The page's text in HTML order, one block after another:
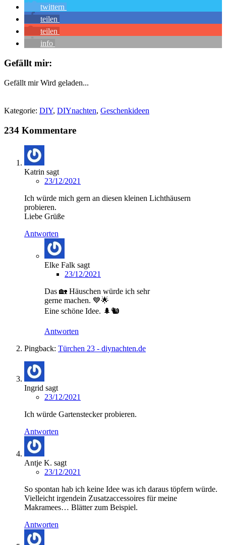
twittern
teilen
teilen
info
Gefällt mir:
Gefällt mir Wird geladen...
Kategorie: DIY, DIYnachten, Geschenkideen
234 Kommentare
Katrin sagt
23/12/2021
Ich würde mich gern an diesen kleinen Lichthäusern
probieren.
Liebe Grüße
Antworten
Elke Falk sagt
23/12/2021
Das 🏡 Häuschen würde ich sehr
gerne machen. 💙🌟
Eine schöne Idee. 🌲🐿️
Antworten
Pingback: Türchen 23 - diynachten.de
Ingrid sagt
23/12/2021
Ich würde Gartenstecker probieren.
Antworten
Antje K. sagt
23/12/2021
So spontan hab ich keine Idee was ich daraus töpfern würde.
Vielleicht irgendein Zusatzaccessoires für meine
Makramees… Blätter zum Beispiel.
Antworten